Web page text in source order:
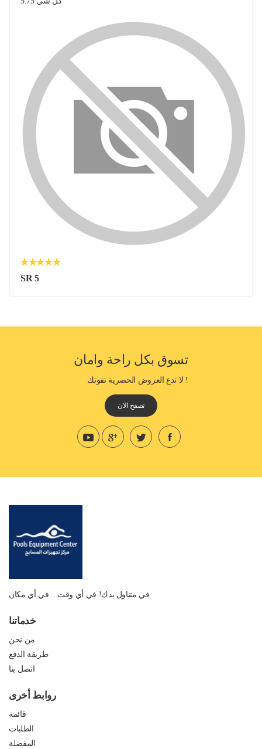
SR 5
تسوق بكل راحة وامان
! لا تدع العروض الحصرية تفوتك
تصفح الان
في متناول يدك! في أي وقت .. في أي مكان
خدماتنا
من نحن
طريقة الدفع
اتصل بنا
روابط أخرى
قائمة
الطلبات
المفضلة